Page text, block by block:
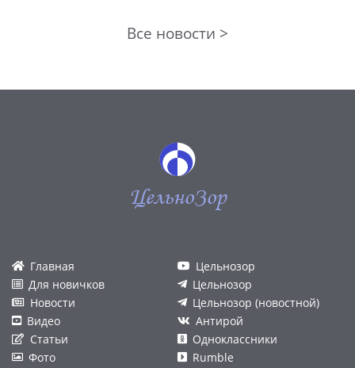
Все новости >
ЦельноЗор
Главная
Для новичков
Новости
Видео
Статьи
Фото
Цельнозор
Цельнозор
Цельнозор (новостной)
Антирой
Одноклассники
Rumble